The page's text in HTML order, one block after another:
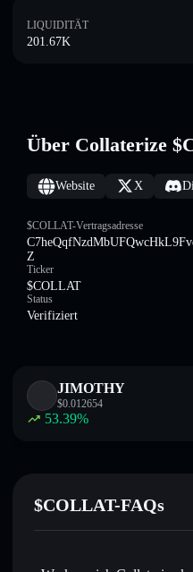
LIQUIDITÄT
201.67K
Über Collaterize
Website X
$COLLAT-Vertragsadresse
Z
Ticker
$COLLAT
Status
Verifiziert
JIMOTHY
$0.012654
53.39%
$COLLAT-FAQs